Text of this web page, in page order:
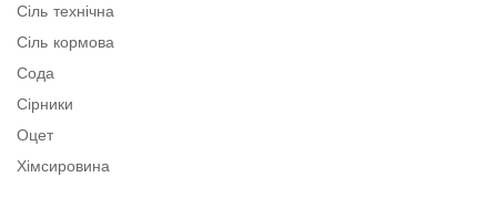
Сіль технічна
Сіль кормова
Сода
Сірники
Оцет
Хімсировина